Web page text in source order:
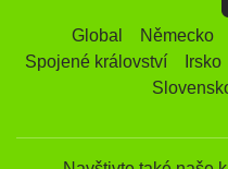
Global Německo
Spojené království
Irsko